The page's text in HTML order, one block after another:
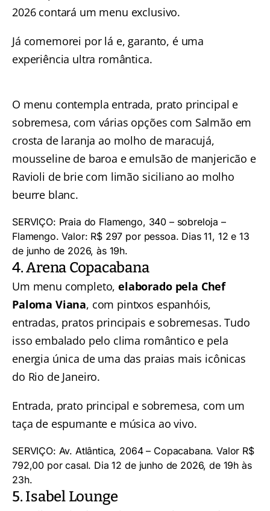
2026 contará um menu exclusivo.
Já comemorei por lá e, garanto, é uma
experiência ultra romântica.
O menu contempla entrada, prato principal e
sobremesa, com várias opções com Salmão em
crosta de laranja ao molho de maracujá,
mousseline de baroa e emulsão de manjericão e
Ravioli de brie com limão siciliano ao molho
beurre blanc.
SERVIÇO: Praia do Flamengo, 340 – sobreloja –
Flamengo. Valor: R$ 297 por pessoa. Dias 11, 12 e 13
de junho de 2026, às 19h.
4. Arena Copacabana
Um menu completo,elaborado pela Chef
Paloma Viana, com pintxos espanhóis,
entradas, pratos principais e sobremesas. Tudo
isso embalado pelo clima romântico e pela
energia única de uma das praias mais icônicas
do Rio de Janeiro.
Entrada, prato principal e sobremesa, com um
taça de espumante e música ao vivo.
SERVIÇO: Av. Atlântica, 2064 – Copacabana. Valor R$
792,00 por casal. Dia 12 de junho de 2026, de 19h às
23h.
5. Isabel Lounge